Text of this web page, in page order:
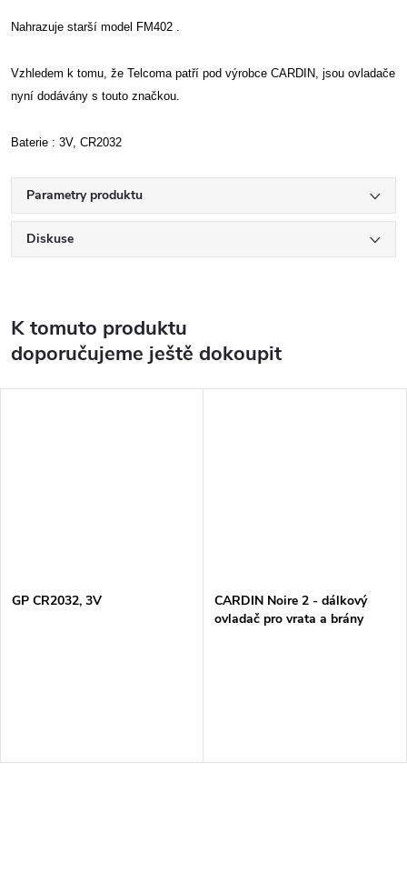
Nahrazuje starší model FM402 .
Vzhledem k tomu, že Telcoma patří pod výrobce CARDIN, jsou ovladače
nyní dodávány s touto značkou.
Baterie : 3V, CR2032
Parametry produktu
Diskuse
K tomuto produktu
doporučujeme ještě dokoupit
GP CR2032, 3V
CARDIN Noire 2 - dálkový
ovladač pro vrata a brány